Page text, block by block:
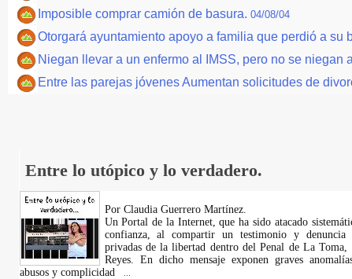
Imposible comprar camión de basura. 04/08/04
Otorgará ayuntamiento apoyo a familia que perdió a su
Niegan llevar a un enfermo al IMSS, pero no se niegan
Entre las parejas jóvenes Aumentan solicitudes de
Entre lo utópico y lo verdadero.
Por Claudia Guerrero Martínez.
​Un Portal de la Internet, que ha sido atacado
confianza, al compartir un testimonio y denuncia
privadas de la libertad dentro del Penal de La
Reyes. En dicho mensaje exponen graves
abusos y complicidad